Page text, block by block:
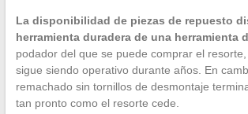
La disponibilidad de piezas de repuesto
herramienta duradera de una herramienta
podador del que se puede comprar el
sigue siendo operativo durante años. En
remachado sin tornillos de desmontaje
tan pronto como el resorte cede.